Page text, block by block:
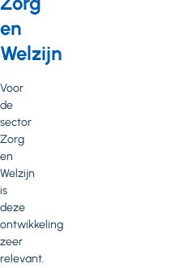
en
Welzijn
Voor
de
sector
Zorg
en
Welzijn
is
deze
ontwikkeling
zeer
relevant.